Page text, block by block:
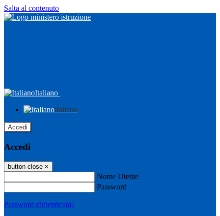
Salta al contenuto
Italiano
Italiano
Accedi
Accedi
button close ×
Nome Utente
Password
Password dimenticata?